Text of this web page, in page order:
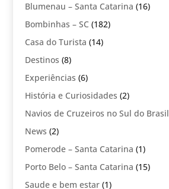
Blumenau – Santa Catarina (16)
Bombinhas – SC (182)
Casa do Turista (14)
Destinos (8)
Experiências (6)
História e Curiosidades (2)
Navios de Cruzeiros no Sul do Brasil
News (2)
Pomerode – Santa Catarina (1)
Porto Belo – Santa Catarina (15)
Saude e bem estar (1)